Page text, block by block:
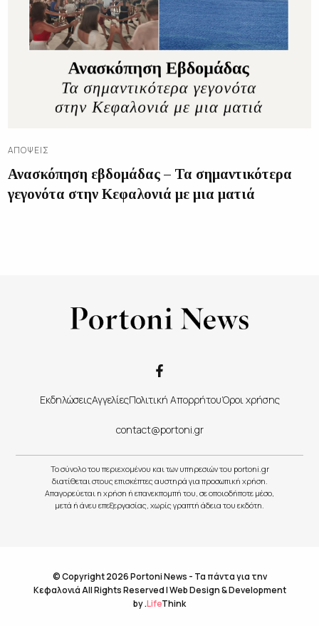
ΑΠΌΨΕΙΣ
Ανασκόπηση εβδομάδας – Τα σημαντικότερα
γεγονότα στην Κεφαλονιά με μια ματιά
ΕκδηλώσειςΑγγελίεςΠολιτική ΑπορρήτουΌροι χρήσης
contact@portoni.gr
Το σύνολο του περιεχομένου και των υπηρεσιών του portoni.gr
διατίθεται στους επισκέπτες αυστηρά για προσωπική χρήση.
Απαγορεύεται η χρήση ή επανεκπομπή του, σε οποιοδήποτε μέσο,
μετά ή άνευ επεξεργασίας, χωρίς γραπτή άδεια του εκδότη.
© Copyright 2026 Portoni News - Τα πάντα για την
Κεφαλονιά All Rights Reserved |Web Design & Development
by.LifeThink